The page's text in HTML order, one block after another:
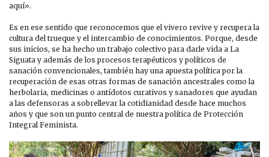
aquí».
Es en ese sentido que reconocemos que el vivero revive y recupera la
cultura del trueque y el intercambio de conocimientos. Porque, desde
sus inicios, se ha hecho un trabajo colectivo para darle vida a La
Siguata y además de los procesos terapéuticos y políticos de
sanación convencionales, también hay una apuesta política por la
recuperación de esas otras formas de sanación ancestrales como la
herbolaria, medicinas o antídotos curativos y sanadores que ayudan
a las defensoras a sobrellevar la cotidianidad desde hace muchos
años y que son un punto central de nuestra política de Protección
Integral Feminista.